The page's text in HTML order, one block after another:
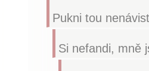
Pukni tou
Si nefandi, mně